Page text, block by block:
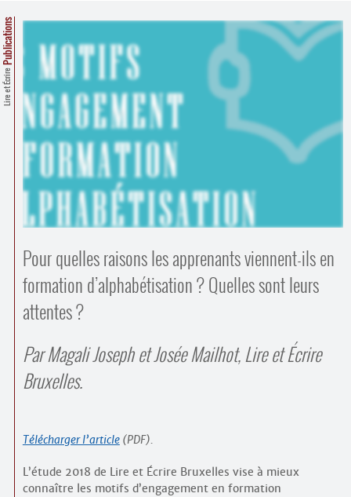
Bienvenue en Belgique
Espace presse
Trouver un lieu d’alphabétisation
Lire et Écrire
Publications
Pour quelles raisons les apprenants viennent-ils en
formation d’alphabétisation ? Quelles sont leurs
attentes ?
Par Magali Joseph et Josée Mailhot, Lire et Écrire
Bruxelles.
Télécharger l’article(PDF).
L’étude 2018 de Lire et Écrire Bruxelles vise à mieux
connaître les motifs d’engagement en formation